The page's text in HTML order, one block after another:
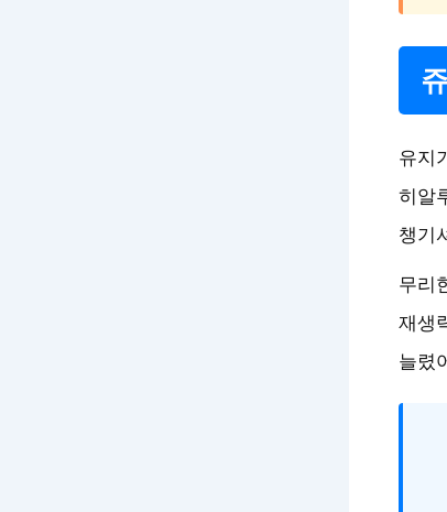
유지
히알
챙기
무리
재생
늘렸